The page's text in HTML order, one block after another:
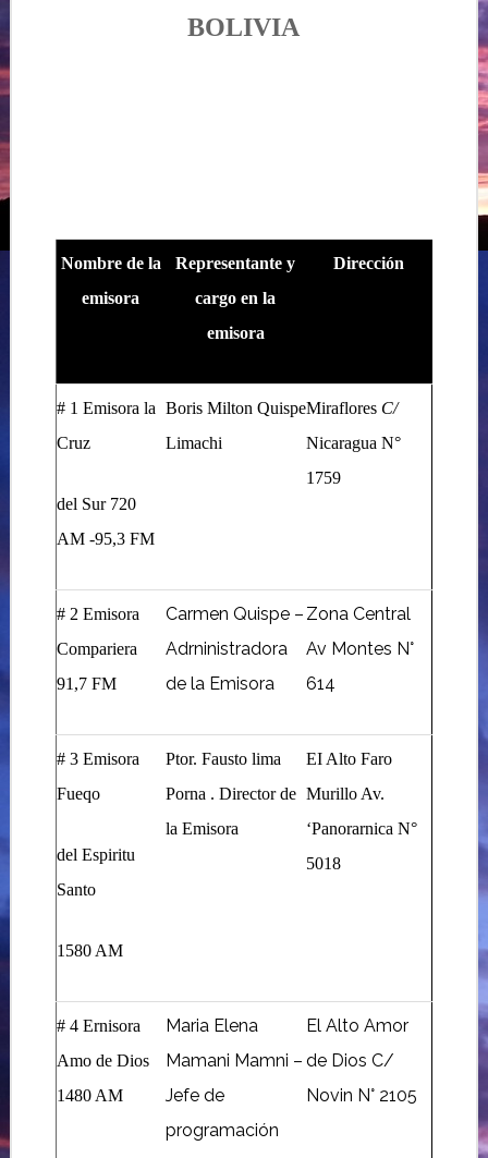
BOLIVIA
Nombre de la
emisora
Representante y
cargo en la
emisora
Dirección
# 1 Emisora la
Cruz
del Sur 720
AM -95,3 FM
Boris Milton Quispe
Limachi
Miraflores C/
Nicaragua N°
1759
# 2 Emisora
Compariera
91,7 FM
Carmen Quispe –
Adrninistradora
de la Emisora
Zona Central
Av Montes N°
614
# 3 Emisora
Fueqo
del Espiritu
Santo
1580 AM
Ptor. Fausto lima
Porna . Director de
la Emisora
EI Alto Faro
Murillo Av.
‘Panorarnica N°
5018
# 4 Ernisora
Amo de Dios
1480 AM
Maria Elena
Mamani Mamni –
Jefe de
programación
El Alto Amor
de Dios C/
Novin N° 2105